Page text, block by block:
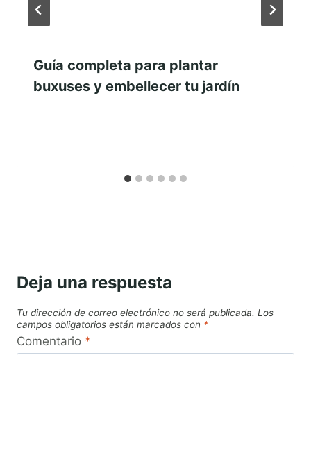
Guía completa para plantar
buxuses y embellecer tu jardín
Deja una respuesta
Tu dirección de correo electrónico no será publicada. Los
campos obligatorios están marcados con *
Comentario *